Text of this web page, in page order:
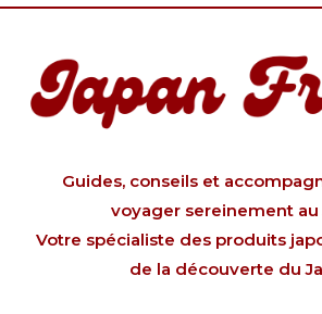
Guides, conseils et
voyager sereinement au
Votre spécialiste des produits
de la découverte du